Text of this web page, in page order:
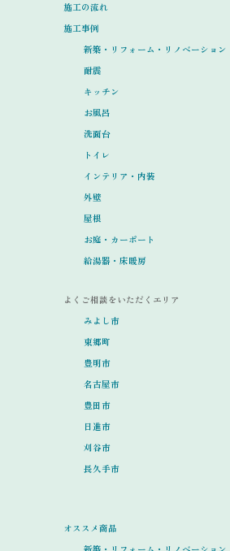
施工の流れ
施工事例
新築・リフォーム・リノベーション
耐震
キッチン
お風呂
洗面台
トイレ
インテリア・内装
外壁
屋根
お庭・カーポート
給湯器・床暖房
よくご相談をいただくエリア
みよし市
東郷町
豊明市
名古屋市
豊田市
日進市
刈谷市
長久手市
オススメ商品